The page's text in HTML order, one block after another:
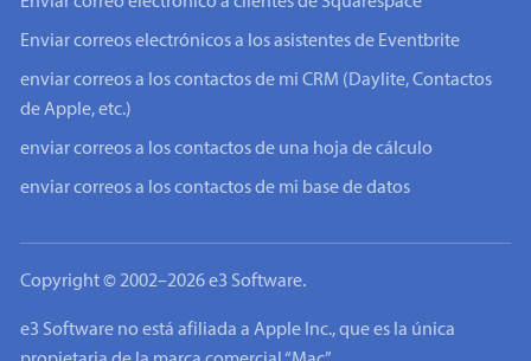
Enviar correos electrónicos a los asistentes de Eventbrite
enviar correos a los contactos de mi CRM (Daylite, Contactos
de Apple, etc.)
enviar correos a los contactos de una hoja de cálculo
enviar correos a los contactos de mi base de datos
Copyright © 2002–2026 e3 Software.
e3 Software no está afiliada a Apple Inc., que es la única